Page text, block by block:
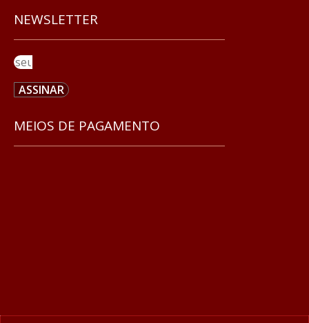
NEWSLETTER
ASSINAR
MEIOS DE PAGAMENTO